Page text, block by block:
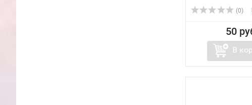
(0)
50
В